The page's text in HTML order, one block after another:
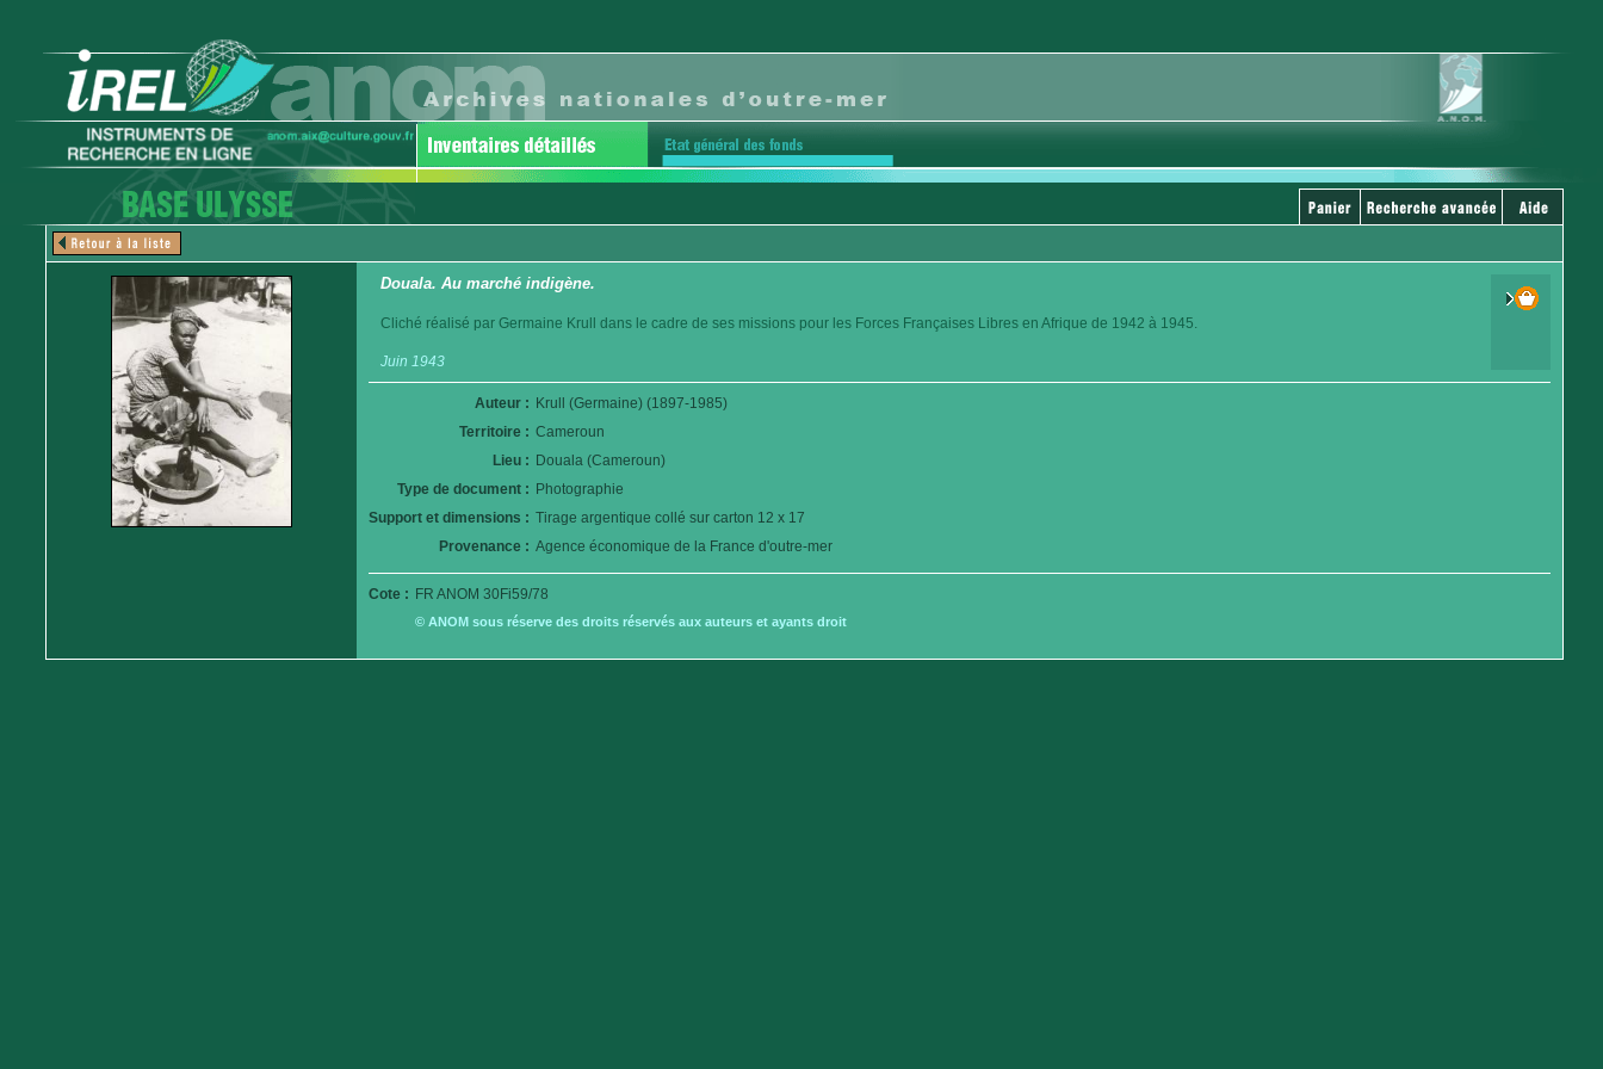
Douala. Au marché indigène.
Cliché réalisé par Germaine Krull dans le cadre de ses missions pour les Forces Françaises Libres en Afrique de 1942 à 1945.
Juin 1943
Auteur : Krull (Germaine) (1897-1985)
Territoire : Cameroun
Lieu : Douala (Cameroun)
Type de document : Photographie
Support et dimensions : Tirage argentique collé sur carton 12 x 17
Provenance : Agence économique de la France d'outre-mer
Cote : FR ANOM 30Fi59/78
© ANOM sous réserve des droits réservés aux auteurs et ayants droit